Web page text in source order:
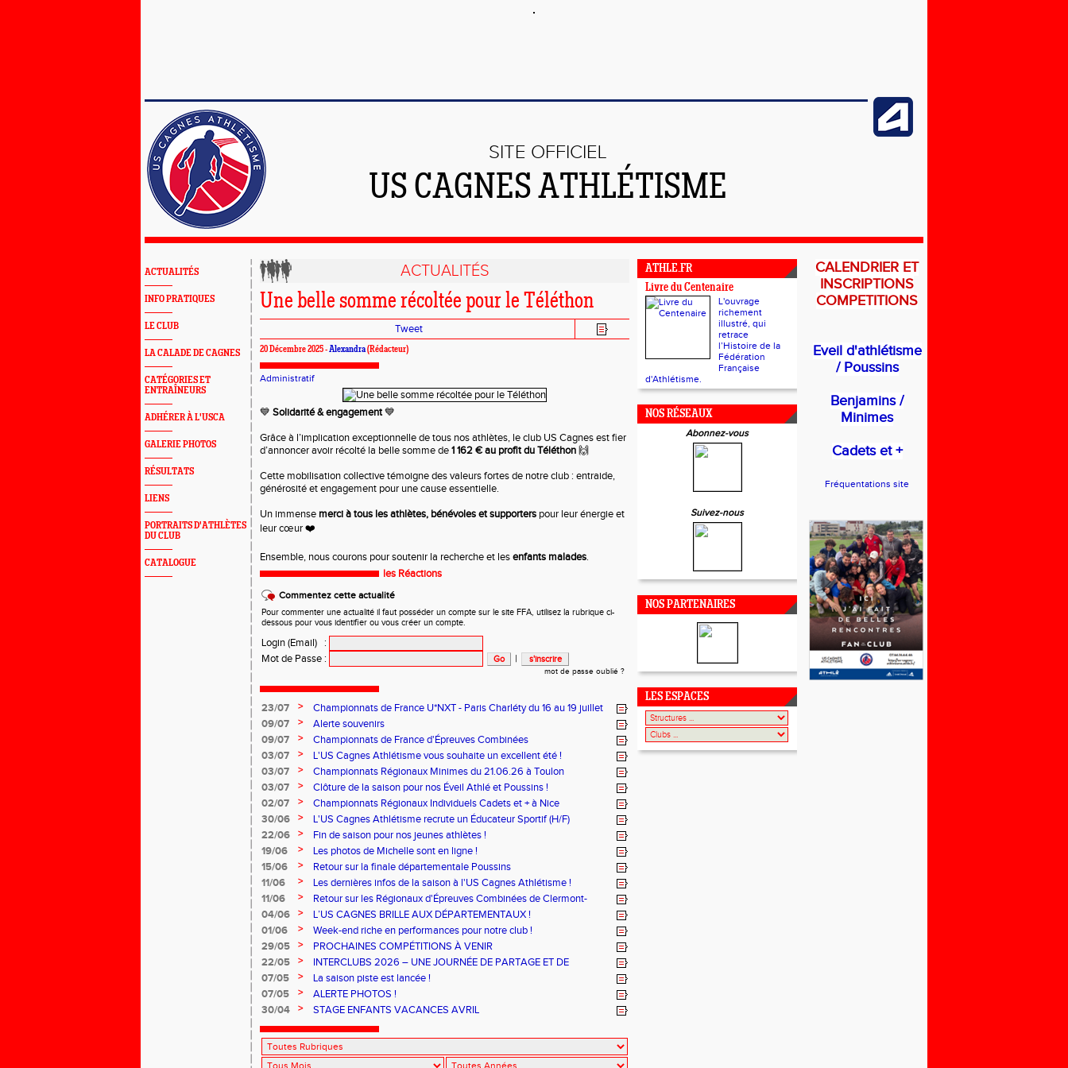
SITE OFFICIEL
US CAGNES ATHLÉTISME
ACTUALITÉS
INFO PRATIQUES
LE CLUB
LA CALADE DE CAGNES
CATÉGORIES ET
ENTRAÎNEURS
ADHÉRER À L'USCA
GALERIE PHOTOS
RÉSULTATS
LIENS
PORTRAITS D'ATHLÈTES
DU CLUB
CATALOGUE
ACTUALITÉS
Une belle somme récoltée pour le Téléthon
Tweet
20 Décembre 2025 -Alexandra(Rédacteur)
Administratif
💙 Solidarité & engagement💙
Grâce à l’implication exceptionnelle de tous nos athlètes, le club US Cagnes est fier
d’annoncer avoir récolté la belle somme de1 162 € au profit du Téléthon 🙌
Cette mobilisation collective témoigne des valeurs fortes de notre club : entraide,
générosité et engagement pour une cause essentielle.
Un immense merci à tous les athlètes, bénévoles et supporters pour leur énergie et
leur cœur ❤️
Ensemble, nous courons pour soutenir la recherche et lesenfants malades.
les Réactions
Commentez cette actualité
Pour commenter une actualité il faut posséder un compte sur le site FFA, utilisez la rubrique ci-
dessous pour vous identifier ou vous créer un compte.
Login (Email)
:
Mot de Passe : |
mot de passe oublié ?
23/07 >
Championnats de France U*NXT - Paris Charléty du 16 au 19 juillet
09/07
>
Alerte souvenirs
09/07
>
Championnats de France d'Épreuves Combinées
03/07
>
L'US Cagnes Athlétisme vous souhaite un excellent été !
03/07
>
Championnats Régionaux Minimes du 21.06.26 à Toulon
03/07
>
Clôture de la saison pour nos Éveil Athlé et Poussins !
02/07
>
Championnats Régionaux Individuels Cadets et + à Nice
30/06
>
L'US Cagnes Athlétisme recrute un Éducateur Sportif (H/F)
22/06
>
Fin de saison pour nos jeunes athlètes !
19/06
>
Les photos de Michelle sont en ligne !
15/06
>
Retour sur la finale départementale Poussins
11/06
>
Les dernières infos de la saison à l'US Cagnes Athlétisme !
11/06
>
Retour sur les Régionaux d'Épreuves Combinées de Clermont-
Ferrand qui se sont déroulés les 6 et 7 juin !
04/06 >
L’US CAGNES BRILLE AUX DÉPARTEMENTAUX !
01/06
>
Week-end riche en performances pour notre club !
29/05
>
PROCHAINES COMPÉTITIONS À VENIR
22/05
>
INTERCLUBS 2026 – UNE JOURNÉE DE PARTAGE ET DE
PERFORMANCE
07/05 >
La saison piste est lancée !
07/05
>
ALERTE PHOTOS !
30/04
> STAGE ENFANTS VACANCES AVRIL
ATHLE.FR
Livre du Centenaire
L'ouvrage
richement
illustré, qui
retrace
l’Histoire de la
Fédération
Française
d'Athlétisme.
NOS RÉSEAUX
Abonnez-vous
Suivez-nous
NOS PARTENAIRES
LES ESPACES
CALENDRIER ET
INSCRIPTIONS
COMPETITIONS
Eveil d'athlétisme
/ Poussins
Benjamins /
Minimes
Cadets et +
Fréquentations site